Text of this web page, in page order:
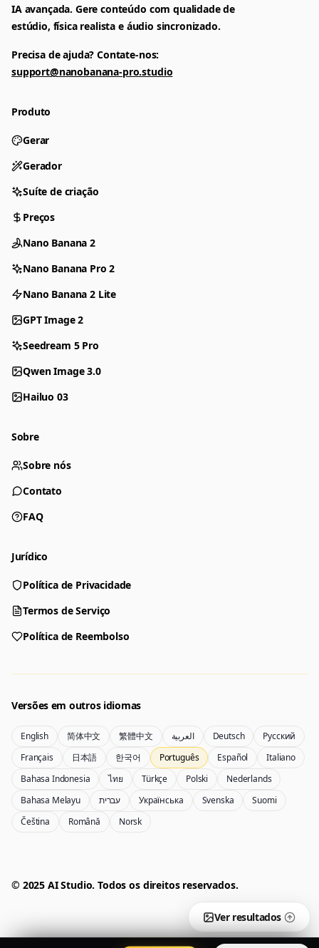
IA avançada. Gere conteúdo com qualidade de
estúdio, física realista e áudio sincronizado.
Precisa de ajuda? Contate-nos:
support@nanobanana-pro.studio
Produto
Gerar
Gerador
Suíte de criação
Preços
Nano Banana 2
Nano Banana Pro 2
Nano Banana 2 Lite
GPT Image 2
Seedream 5 Pro
Qwen Image 3.0
Hailuo 03
Sobre
Sobre nós
Contato
FAQ
Jurídico
Política de Privacidade
Termos de Serviço
Política de Reembolso
Versões em outros idiomas
English 简体中文 繁體中文 العربية Deutsch
Русский
Français
日本語 한국어 Português Español
Italiano
Bahasa Indonesia
ไทย Türkçe Polski
Nederlands
Bahasa Melayu
עברית Українська Svenska
Suomi
Čeština
Română Norsk
© 2025 AI Studio. Todos os direitos reservados.
Escolha uma ferramenta para criar
Gerador Nano Banana 2
Gerador Gemini 3.5 Flash Image
Nano Banana 2 Lite
Crie rapidamente com Lite
GPT Image 2
Ver planos e créditosVer resultados